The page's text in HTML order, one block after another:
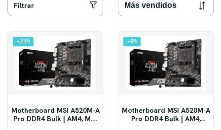
Filtrar
21%
Motherboard MSI A520M-A
Pro DDR4 Bulk | AM4, M.2,
0%
Motherboard MSI A520M-A
Pro DDR4 Bulk | AM4,